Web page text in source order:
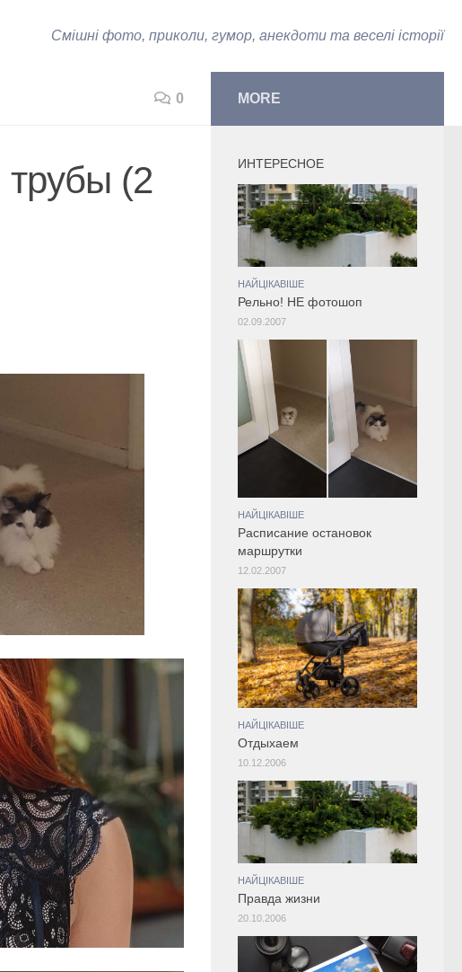
Смішні фото, приколи, гумор, анекдоти та веселі історії
0
(2
MORE
ИНТЕРЕСНОЕ
НАЙЦІКАВІШЕ
Рельно! НЕ фотошоп
02.09.2007
НАЙЦІКАВІШЕ
Расписание остановок
маршрутки
12.02.2007
НАЙЦІКАВІШЕ
Отдыхаем
10.12.2006
НАЙЦІКАВІШЕ
Правда жизни
20.10.2006